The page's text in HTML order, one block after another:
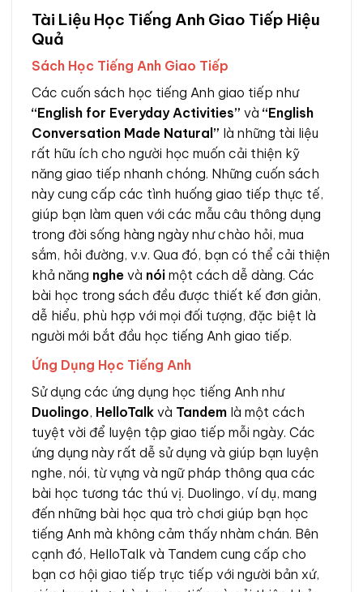
Tài Liệu Học Tiếng Anh Giao Tiếp Hiệu
Quả
Sách Học Tiếng Anh Giao Tiếp
Các cuốn sách học tiếng Anh giao tiếp như
“English for Everyday Activities” và “English
Conversation Made Natural” là những tài liệu
rất hữu ích cho người học muốn cải thiện kỹ
năng giao tiếp nhanh chóng. Những cuốn sách
này cung cấp các tình huống giao tiếp thực tế,
giúp bạn làm quen với các mẫu câu thông dụng
trong đời sống hàng ngày như chào hỏi, mua
sắm, hỏi đường, v.v. Qua đó, bạn có thể cải thiện
khả năng nghe và nói một cách dễ dàng. Các
bài học trong sách đều được thiết kế đơn giản,
dễ hiểu, phù hợp với mọi đối tượng, đặc biệt là
người mới bắt đầu học tiếng Anh giao tiếp.
Ứng Dụng Học Tiếng Anh
Sử dụng các ứng dụng học tiếng Anh như
Duolingo, HelloTalk và Tandem là một cách
tuyệt vời để luyện tập giao tiếp mỗi ngày. Các
ứng dụng này rất dễ sử dụng và giúp bạn luyện
nghe, nói, từ vựng và ngữ pháp thông qua các
bài học tương tác thú vị. Duolingo, ví dụ, mang
đến những bài học qua trò chơi giúp bạn học
tiếng Anh mà không cảm thấy nhàm chán. Bên
cạnh đó, HelloTalk và Tandem cung cấp cho
bạn cơ hội giao tiếp trực tiếp với người bản xứ,